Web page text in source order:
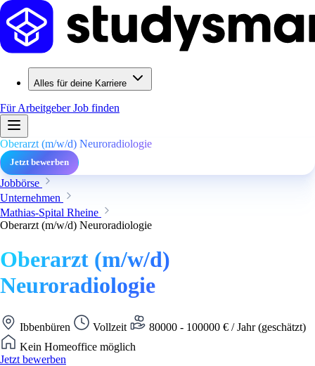
Alles für deine Karriere
Für ArbeitgeberJob finden
Oberarzt (m/w/d) Neuroradiologie
Jetzt bewerben
Jobbörse
Unternehmen
Mathias-Spital Rheine
Oberarzt (m/w/d) Neuroradiologie
Oberarzt (m/w/d)
Neuroradiologie
Ibbenbüren Vollzeit
80000 - 100000 € / Jahr (geschätzt)
Kein Homeoffice möglich
Jetzt bewerben